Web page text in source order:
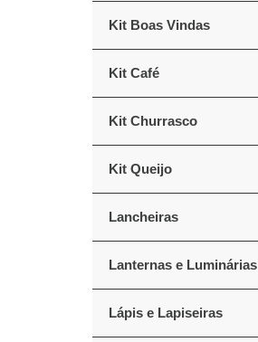
Kit Boas Vindas
Kit Café
Kit Churrasco
Kit Queijo
Lancheiras
Lanternas e Luminárias
Lápis e Lapiseiras